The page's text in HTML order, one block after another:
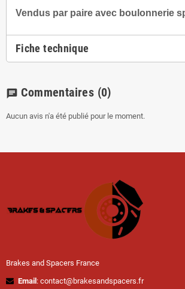
Vendus par paire avec boulonnerie
Fiche technique
chat Commentaires (0)
Aucun avis n'a été publié pour le moment.
Brakes and Spacers France
Email : contact@brakesandspacers.fr